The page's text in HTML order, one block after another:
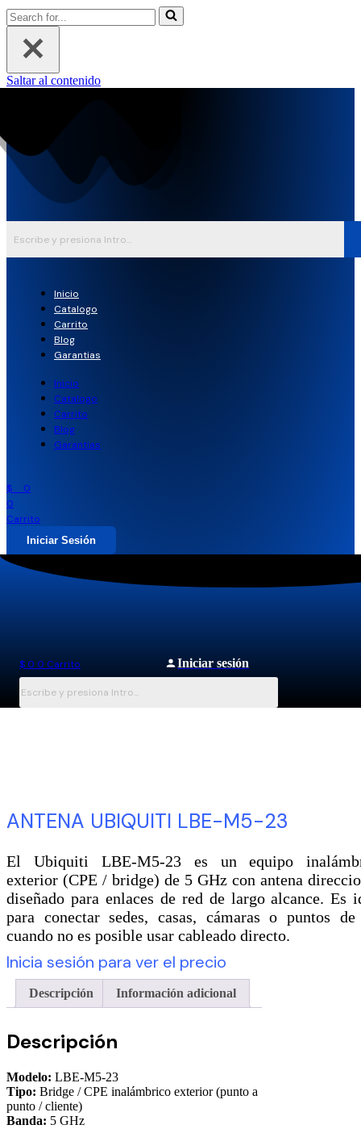
Buscar...
Saltar al contenido
Inicio
Catalogo
Carrito
Blog
Garantias
Inicio
Catalogo
Carrito
Blog
Garantias
$ 0
0
Carrito
Iniciar Sesión
$ 0 0 Carrito Iniciar sesión
ANTENA UBIQUITI LBE-M5-23
El Ubiquiti LBE-M5-23 es un equipo
exterior (CPE / bridge) de 5 GHz con antena
diseñado para enlaces de red de largo alcance. Es
para conectar sedes, casas, cámaras o puntos
cuando no es posible usar cableado directo.
Inicia sesión para ver el precio
Descripción Información adicional
Descripción
Modelo: LBE-M5-23
Tipo: Bridge / CPE inalámbrico exterior (punto a
punto / cliente)
Banda: 5 GHz